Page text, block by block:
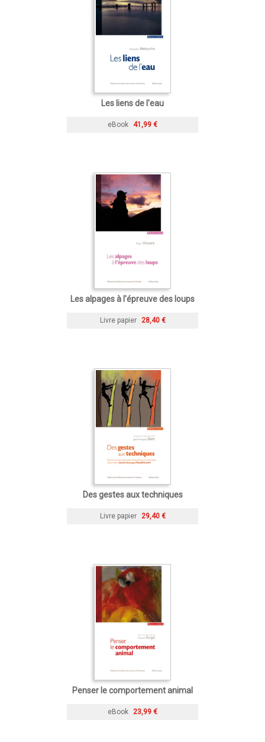
Les liens de l'eau
eBook 41,99 €
Les alpages à l'épreuve des loups
Livre papier 28,40 €
Des gestes aux techniques
Livre papier 29,40 €
Penser le comportement animal
eBook 23,99 €